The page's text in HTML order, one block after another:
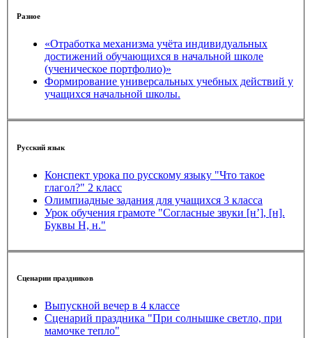
Разное
«Отработка механизма учёта индивидуальных
достижений обучающихся в начальной школе
(ученическое портфолио)»
Формирование универсальных учебных действий у
учащихся начальной школы.
Русский язык
Конспект урока по русскому языку "Что такое
глагол?" 2 класс
Олимпиадные задания для учащихся 3 класса
Урок обучения грамоте "Согласные звуки [н’], [н].
Буквы Н, н."
Сценарии праздников
Выпускной вечер в 4 классе
Сценарий праздника "При солнышке светло, при
мамочке тепло"